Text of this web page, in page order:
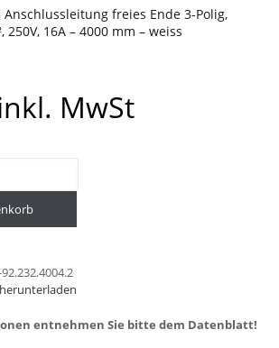
Anschlussleitung freies Ende 3-Polig,
250V, 16A – 4000 mm – weiss
MwSt
entnehmen Sie bitte dem Datenblatt!